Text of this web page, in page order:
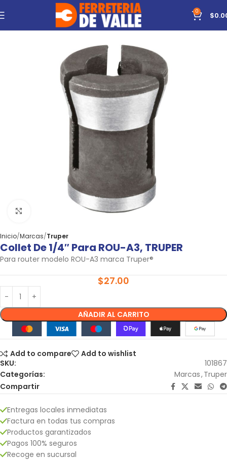
0 $
Inicio Marcas Truper
Collet De 1/4″ Para ROU-A3, TRUPER
Para router modelo ROU-A3 marca Truper®
$27.00
AÑADIR AL CARRITO
Add to compare
Add to wishlist
SKU:
101867
Categorías:
Marcas,Truper
Compartir
Entregas locales inmediatas
Factura en todas tus compras
Productos garantizados
Pagos 100% seguros
Recoge en sucursal